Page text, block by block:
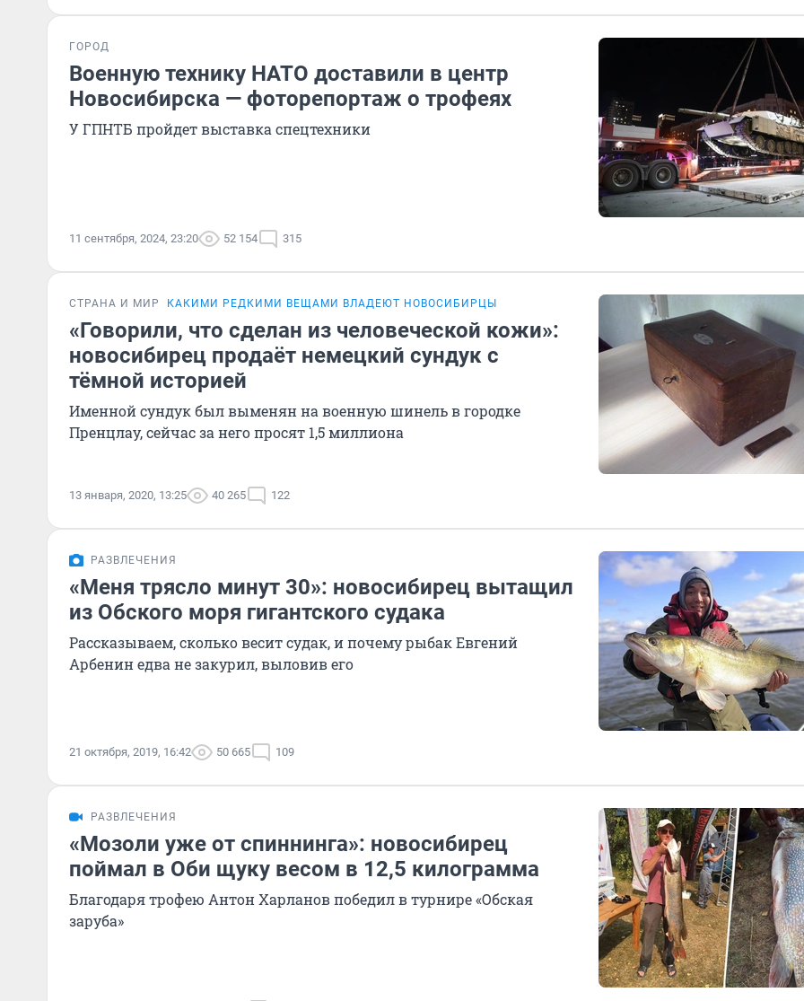
ГОРОД
Военную технику НАТО доставили в центр
Новосибирска — фоторепортаж о трофеях
У ГПНТБ пройдет выставка спецтехники
11 сентября, 2024, 23:20 52 154 315
СТРАНА И МИР КАКИМИ РЕДКИМИ ВЕЩАМИ ВЛАДЕЮТ НОВОСИБИРЦЫ
«Говорили, что сделан из человеческой кожи»:
новосибирец продаёт немецкий сундук с
тёмной историей
Именной сундук был выменян на военную шинель в городке
Пренцлау, сейчас за него просят 1,5 миллиона
13 января, 2020, 13:25 40 265 122
РАЗВЛЕЧЕНИЯ
«Меня трясло минут 30»: новосибирец вытащил
из Обского моря гигантского судака
Рассказываем, сколько весит судак, и почему рыбак Евгений
Арбенин едва не закурил, выловив его
21 октября, 2019, 16:42 50 665 109
РАЗВЛЕЧЕНИЯ
«Мозоли уже от спиннинга»: новосибирец
поймал в Оби щуку весом в 12,5 килограмма
Благодаря трофею Антон Харланов победил в турнире «Обская
заруба»